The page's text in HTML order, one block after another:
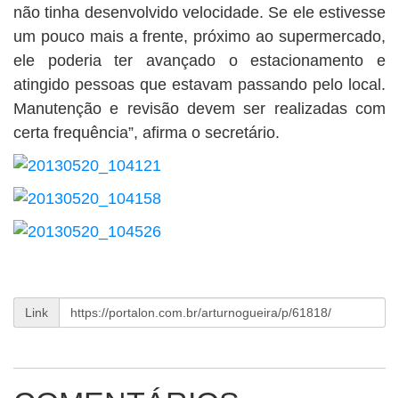
não tinha desenvolvido velocidade. Se ele estivesse
um pouco mais a frente, próximo ao supermercado,
ele poderia ter avançado o estacionamento e
atingido pessoas que estavam passando pelo local.
Manutenção e revisão devem ser realizadas com
certa frequência”, afirma o secretário.
Link